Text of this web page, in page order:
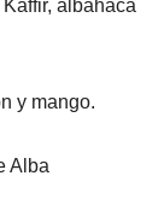
albahaca
y mango.
Alba